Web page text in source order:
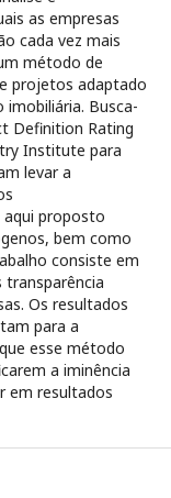
as empresas
cada vez mais
método de
projetos adaptado
imobiliária. Busca-
Definition Rating
Institute para
levar a
proposto
bem como
consiste em
Os resultados
para a
esse método
a iminência
em resultados